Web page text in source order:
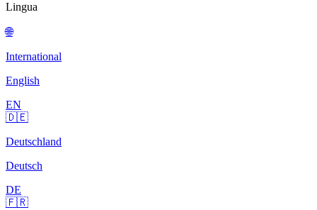
Lingua
🌐
International
English
EN
🇩🇪
Deutschland
Deutsch
DE
🇫🇷